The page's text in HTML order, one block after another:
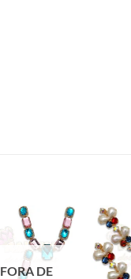
FORA DE